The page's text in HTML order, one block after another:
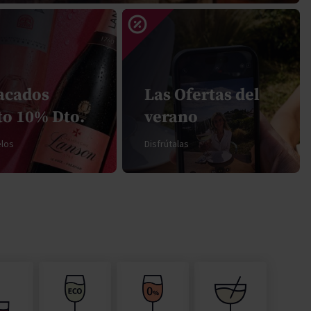
Pascal Jolivet
Vega Sicilia
10% Dto.
Las Ofertas del
verano
Disfrútalas